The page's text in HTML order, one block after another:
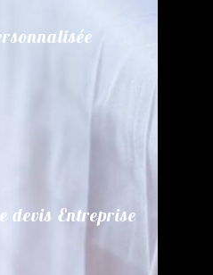
devis Entreprise